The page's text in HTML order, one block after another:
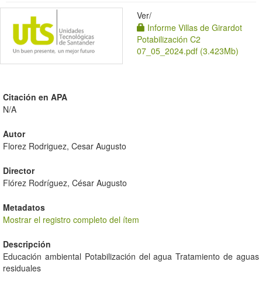
Ver/
Informe Villas de Girardot
Potabilización C2
07_05_2024.pdf (3.423Mb)
Citación en APA
N/A
Autor
Florez Rodriguez, Cesar Augusto
Director
Flórez Rodríguez, César Augusto
Metadatos
Mostrar el registro completo del ítem
Descripción
Educación ambiental Potabilización del agua Tratamiento de aguas
residuales